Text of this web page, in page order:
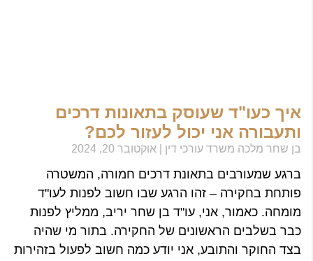
איך כעו"ד שעוסק בתאונות דרכים
ותעבורה אני יכול לעזור לכם?
בן שחר מלכה משרד עורכי דין אוקטובר 20, 2024
ברגע שמעורבים בתאונת דרכים חמורה, המשטרה
פותחת בחקירה – זהו הרגע שבו חשוב לפנות לעו"ד
מומחה. כאמור, אני, עו"ד בן שחר יריב, ממליץ לפנות
כבר בשלבים הראשונים של החקירה. בתור מי שהיה
בצד החוקר והתובע, אני יודע כמה חשוב לפעול בזהירות